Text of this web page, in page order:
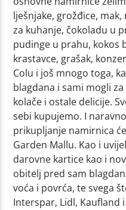
lješnjake, grožđice,
za kuhanje, čokoladu u
pudinge u prahu, kokos
krastavce, grašak,
Colu i još mnogo toga,
blagdana i sami mogli
kolače i ostale delicije.
sebi kupujemo. I
prikupljanje namirnica
Garden Mallu. Kao i
darovne kartice kao i
obitelj pred sam
voća i povrća, te svega
Interspar, Lidl, Kaufland i